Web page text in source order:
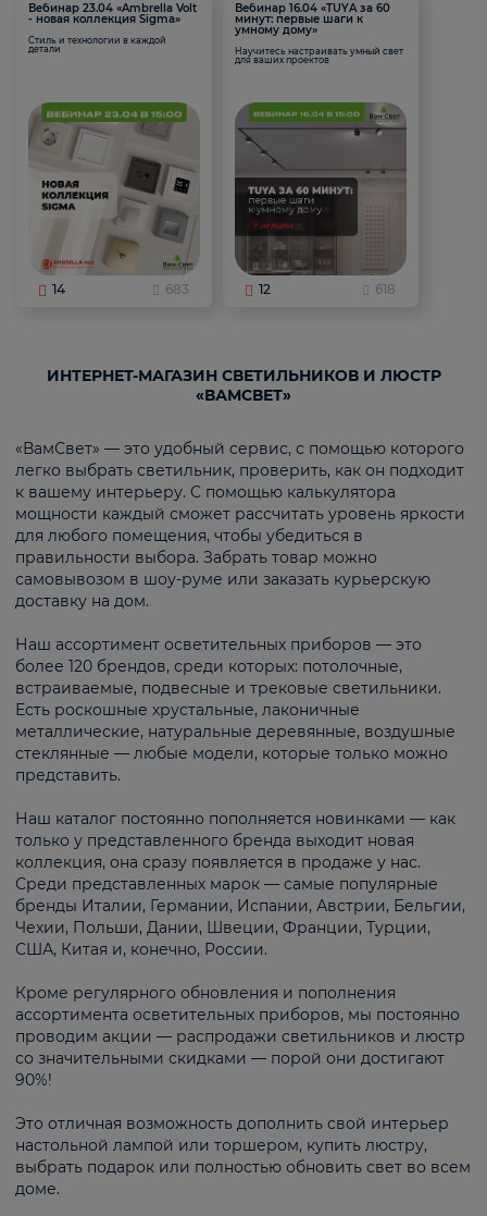
Вебинар 23.04 «Ambrella Volt
- новая коллекция Sigma»
Стиль и технологии в каждой
детали
14 683
Вебинар 16.04 «TUYA за 60
минут: первые шаги к
умному дому»
Научитесь настраивать умный свет
для ваших проектов
12 618
ИНТЕРНЕТ-МАГАЗИН СВЕТИЛЬНИКОВ И ЛЮСТР
«ВАМСВЕТ»
«ВамСвет» — это удобный сервис, с помощью которого
легко выбрать светильник, проверить, как он подходит
к вашему интерьеру. С помощью калькулятора
мощности каждый сможет рассчитать уровень яркости
для любого помещения, чтобы убедиться в
правильности выбора. Забрать товар можно
самовывозом в шоу-руме или заказать курьерскую
доставку на дом.
Наш ассортимент осветительных приборов — это
более 120 брендов, среди которых: потолочные,
встраиваемые, подвесные и трековые светильники.
Есть роскошные хрустальные, лаконичные
металлические, натуральные деревянные, воздушные
стеклянные — любые модели, которые только можно
представить.
Наш каталог постоянно пополняется новинками — как
только у представленного бренда выходит новая
коллекция, она сразу появляется в продаже у нас.
Среди представленных марок — самые популярные
бренды Италии, Германии, Испании, Австрии, Бельгии,
Чехии, Польши, Дании, Швеции, Франции, Турции,
США, Китая и, конечно, России.
Кроме регулярного обновления и пополнения
ассортимента осветительных приборов, мы постоянно
проводим акции — распродажи светильников и люстр
со значительными скидками — порой они достигают
90%!
Это отличная возможность дополнить свой интерьер
настольной лампой или торшером, купить люстру,
выбрать подарок или полностью обновить свет во всем
доме.